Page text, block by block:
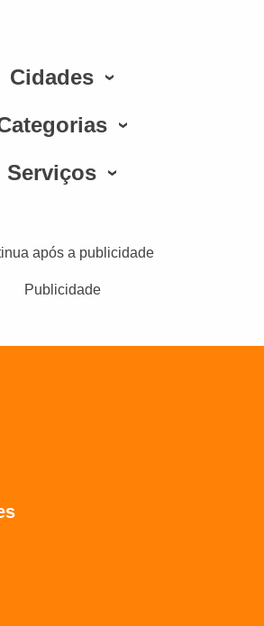
Cidades
Serviços
após a publicidade
Publicidade